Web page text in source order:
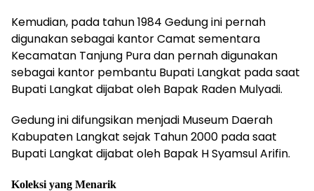
Kemudian, pada tahun 1984 Gedung ini pernah
digunakan sebagai kantor Camat sementara
Kecamatan Tanjung Pura dan pernah digunakan
sebagai kantor pembantu Bupati Langkat pada saat
Bupati Langkat dijabat oleh Bapak Raden Mulyadi.
Gedung ini difungsikan menjadi Museum Daerah
Kabupaten Langkat sejak Tahun 2000 pada saat
Bupati Langkat dijabat oleh Bapak H Syamsul Arifin.
Koleksi yang Menarik